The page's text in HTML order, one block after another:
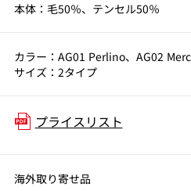
本体：毛50％、テンセル50％
カラー：AG01 Perlino、AG02
サイズ：2タイプ
プライスリスト
海外取り寄せ品